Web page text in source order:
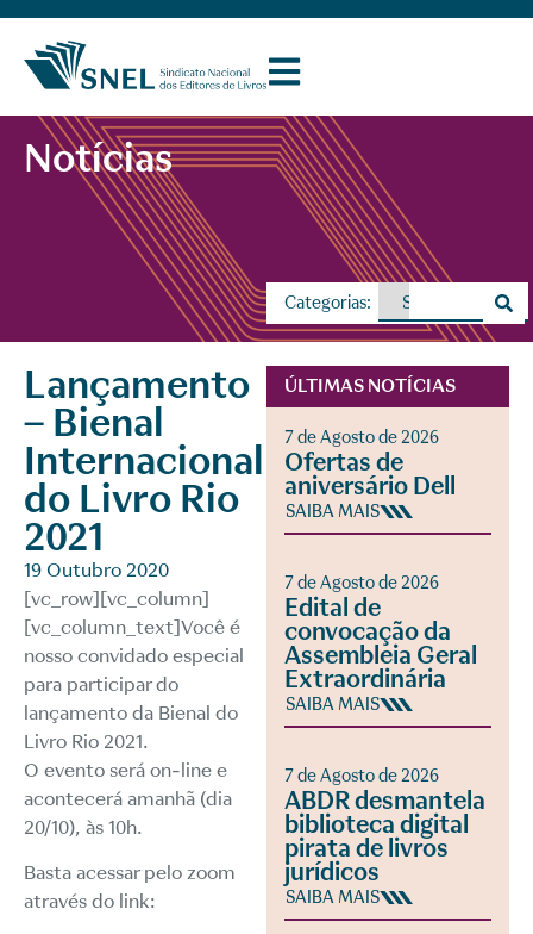
Notícias
Categorias:
Lançamento
– Bienal
Internacional
do Livro Rio
2021
19 Outubro 2020
[vc_row][vc_column]
[vc_column_text]Você é
nosso convidado especial
para participar do
lançamento da Bienal do
Livro Rio 2021.
O evento será on-line e
acontecerá amanhã (dia
20/10), às 10h.
Basta acessar pelo zoom
através do link:
ÚLTIMAS NOTÍCIAS
7 de Agosto de 2026
Ofertas de
aniversário Dell
SAIBA MAIS
7 de Agosto de 2026
Edital de
convocação da
Assembleia Geral
Extraordinária
SAIBA MAIS
7 de Agosto de 2026
ABDR desmantela
biblioteca digital
pirata de livros
jurídicos
SAIBA MAIS